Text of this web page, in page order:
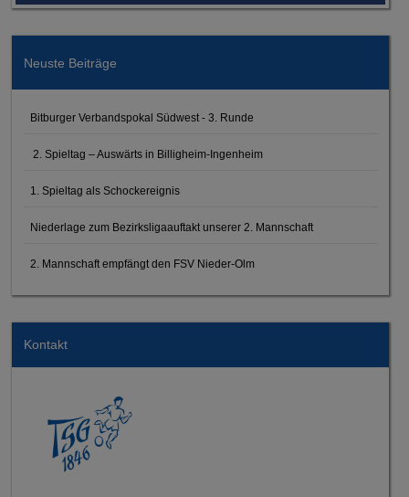
Neuste Beiträge
Bitburger Verbandspokal Südwest - 3. Runde
2. Spieltag – Auswärts in Billigheim-Ingenheim
1. Spieltag als Schockereignis
Niederlage zum Bezirksligaauftakt unserer 2. Mannschaft
2. Mannschaft empfängt den FSV Nieder-Olm
Kontakt